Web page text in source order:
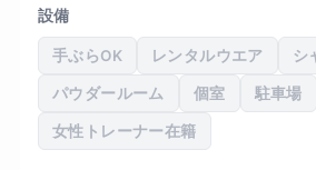
設備
手ぶらOK レンタルウエア シ
パウダールーム 個室 駐車場
女性トレーナー在籍